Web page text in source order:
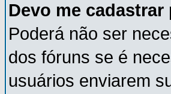
Devo me
Poderá não ser
dos fóruns se é
usuários enviarem